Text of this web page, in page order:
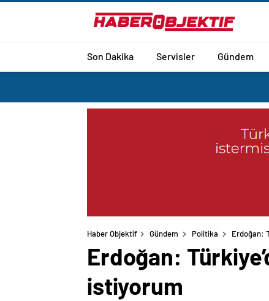
Son Dakika Servisler Gündem
Haber Objektif Gündem Politika Erdoğan:
Erdoğan:
istiyorum